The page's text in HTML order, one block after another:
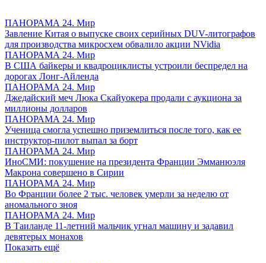
ПАНОРАМА 24. Мир
Завление Китая о выпуске своих серийных DUV-литографов
для производства микросхем обвалило акции NVidia
ПАНОРАМА 24. Мир
В США байкеры и квадроциклисты устроили беспредел на
дорогах Лонг-Айленда
ПАНОРАМА 24. Мир
Джедайский меч Люка Скайуокера продали с аукциона за
миллионы долларов
ПАНОРАМА 24. Мир
Ученица смогла успешно приземлиться после того, как ее
инструктор-пилот выпал за борт
ПАНОРАМА 24. Мир
ИноСМИ: покушение на президента Франции Эмманюэля
Макрона совершено в Сирии
ПАНОРАМА 24. Мир
Во Франции более 2 тыс. человек умерли за неделю от
аномального зноя
ПАНОРАМА 24. Мир
В Таиланде 11-летний мальчик угнал машину и задавил
девятерых монахов
Показать ещё